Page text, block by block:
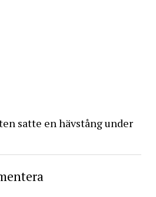
satte en hävstång under